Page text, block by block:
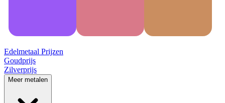
Edelmetaal Prijzen
Goudprijs
Zilverprijs
Meer metalen